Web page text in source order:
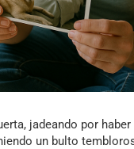
jadeando por
un bulto